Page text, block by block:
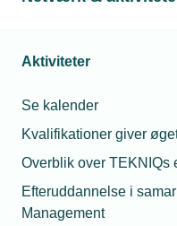
Aktiviteter
Se kalender
Kvalifikationer giver
Overblik over TEKNIQs
Efteruddannelse i
Management